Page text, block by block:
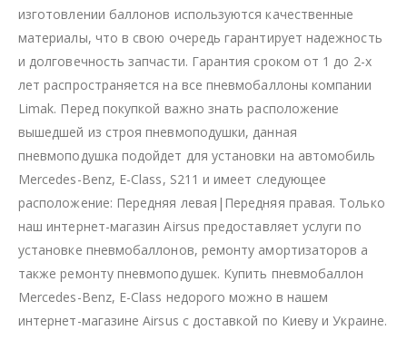
изготовлении баллонов используются качественные
материалы, что в свою очередь гарантирует надежность
и долговечность запчасти. Гарантия сроком от 1 до 2-х
лет распространяется на все пневмобаллоны компании
Limak. Перед покупкой важно знать расположение
вышедшей из строя пневмоподушки, данная
пневмоподушка подойдет для установки на автомобиль
Mercedes-Benz, E-Class, S211 и имеет следующее
расположение: Передняя левая|Передняя правая. Только
наш интернет-магазин Airsus предоставляет услуги по
установке пневмобаллонов, ремонту амортизаторов а
также ремонту пневмоподушек. Купить пневмобаллон
Mercedes-Benz, E-Class недорого можно в нашем
интернет-магазине Airsus с доставкой по Киеву и Украине.